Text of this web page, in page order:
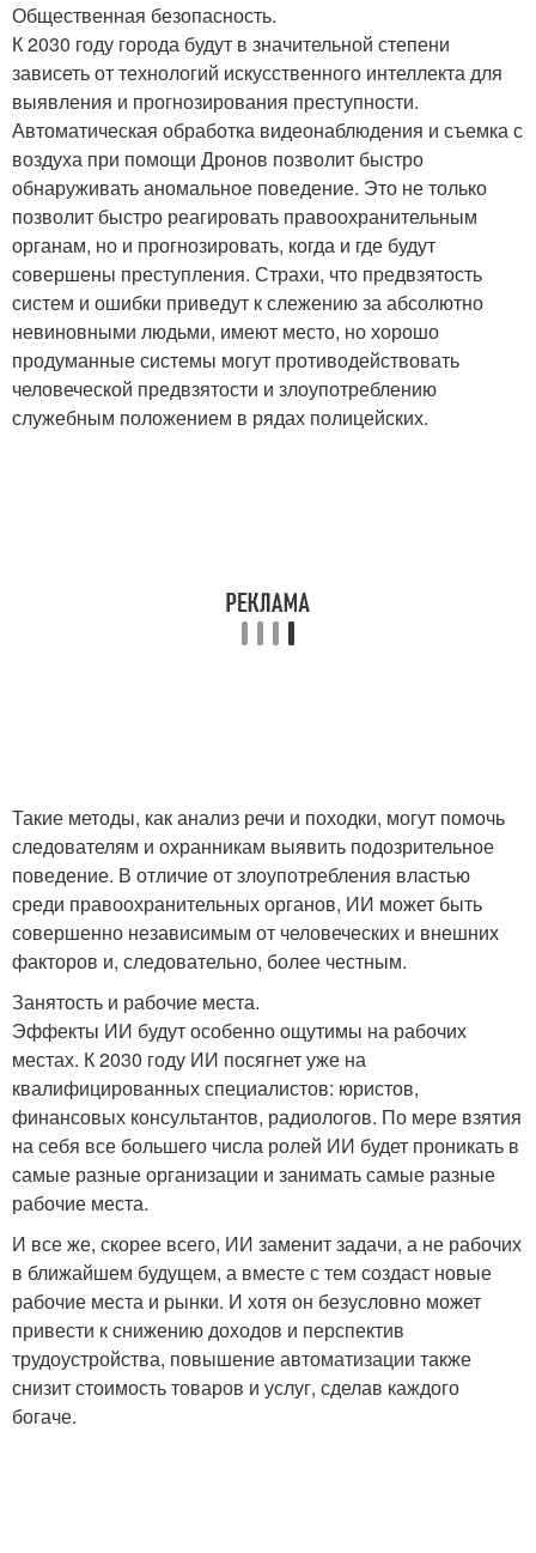
Общественная безопасность.
К 2030 году города будут в значительной степени
зависеть от технологий искусственного интеллекта для
выявления и прогнозирования преступности.
Автоматическая обработка видеонаблюдения и съемка с
воздуха при помощи Дронов позволит быстро
обнаруживать аномальное поведение. Это не только
позволит быстро реагировать правоохранительным
органам, но и прогнозировать, когда и где будут
совершены преступления. Страхи, что предвзятость
систем и ошибки приведут к слежению за абсолютно
невиновными людьми, имеют место, но хорошо
продуманные системы могут противодействовать
человеческой предвзятости и злоупотреблению
служебным положением в рядах полицейских.
Такие методы, как анализ речи и походки, могут помочь
следователям и охранникам выявить подозрительное
поведение. В отличие от злоупотребления властью
среди правоохранительных органов, ИИ может быть
совершенно независимым от человеческих и внешних
факторов и, следовательно, более честным.
Занятость и рабочие места.
Эффекты ИИ будут особенно ощутимы на рабочих
местах. К 2030 году ИИ посягнет уже на
квалифицированных специалистов: юристов,
финансовых консультантов, радиологов. По мере взятия
на себя все большего числа ролей ИИ будет проникать в
самые разные организации и занимать самые разные
рабочие места.
И все же, скорее всего, ИИ заменит задачи, а не рабочих
в ближайшем будущем, а вместе с тем создаст новые
рабочие места и рынки. И хотя он безусловно может
привести к снижению доходов и перспектив
трудоустройства, повышение автоматизации также
снизит стоимость товаров и услуг, сделав каждого
богаче.